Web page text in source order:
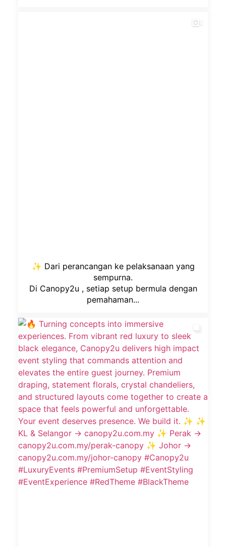
✨ Dari perancangan ke pelaksanaan yang
sempurna.
Di Canopy2u , setiap setup bermula dengan
pemahaman...